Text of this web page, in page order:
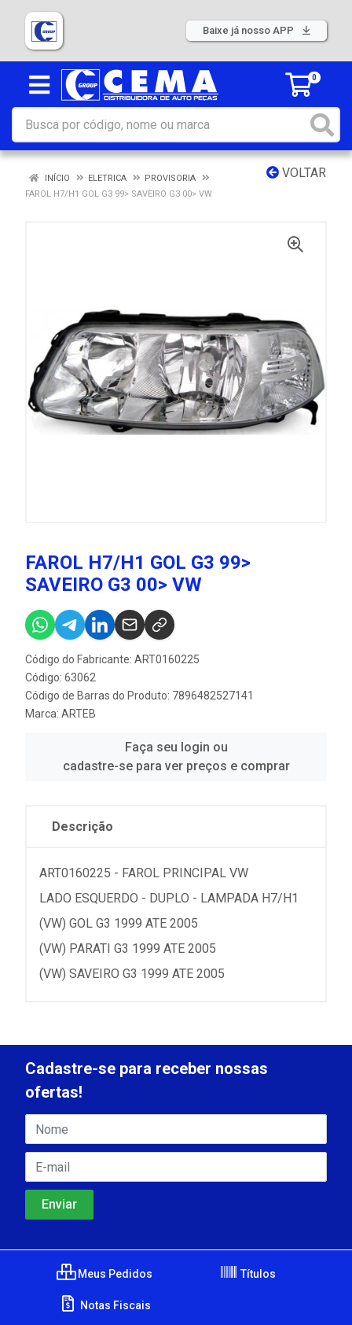
Baixe já nosso APP
0
VOLTAR
INÍCIO ELETRICA
PROVISORIA
FAROL H7/H1 GOL G3 99> SAVEIRO G3 00> VW
FAROL H7/H1 GOL G3 99>
SAVEIRO G3 00> VW
Código do Fabricante: ART0160225
Código: 63062
Código de Barras do Produto: 7896482527141
Marca: ARTEB
Faça seu login ou
cadastre-se para ver preços e comprar
Descrição
ART0160225 - FAROL PRINCIPAL VW
LADO ESQUERDO - DUPLO - LAMPADA H7/H1
(VW) GOL G3 1999 ATE 2005
(VW) PARATI G3 1999 ATE 2005
(VW) SAVEIRO G3 1999 ATE 2005
Cadastre-se para receber nossas
ofertas!
Meus Pedidos Títulos
Notas Fiscais